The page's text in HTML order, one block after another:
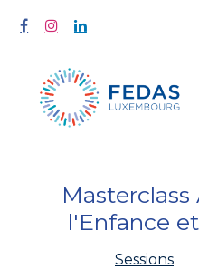
l'Enfance
Sessions